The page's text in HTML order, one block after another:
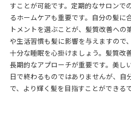
すことが可能です。定期的なサロンで
るホームケアも重要です。自分の髪に
トメントを選ぶことが、髪質改善への
や生活習慣も髪に影響を与えますので
十分な睡眠を心掛けましょう。髪質改
長期的なアプローチが重要です。美し
日で終わるものではありませんが、自
で、より輝く髪を目指すことができる